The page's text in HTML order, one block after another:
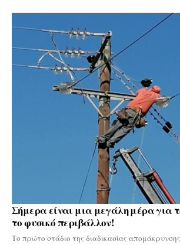
Σήμερα είναι μια μεγάλη μέρα για
το φυσικό περιβάλλον!
Το πρώτο στάδιο της διαδικασίας